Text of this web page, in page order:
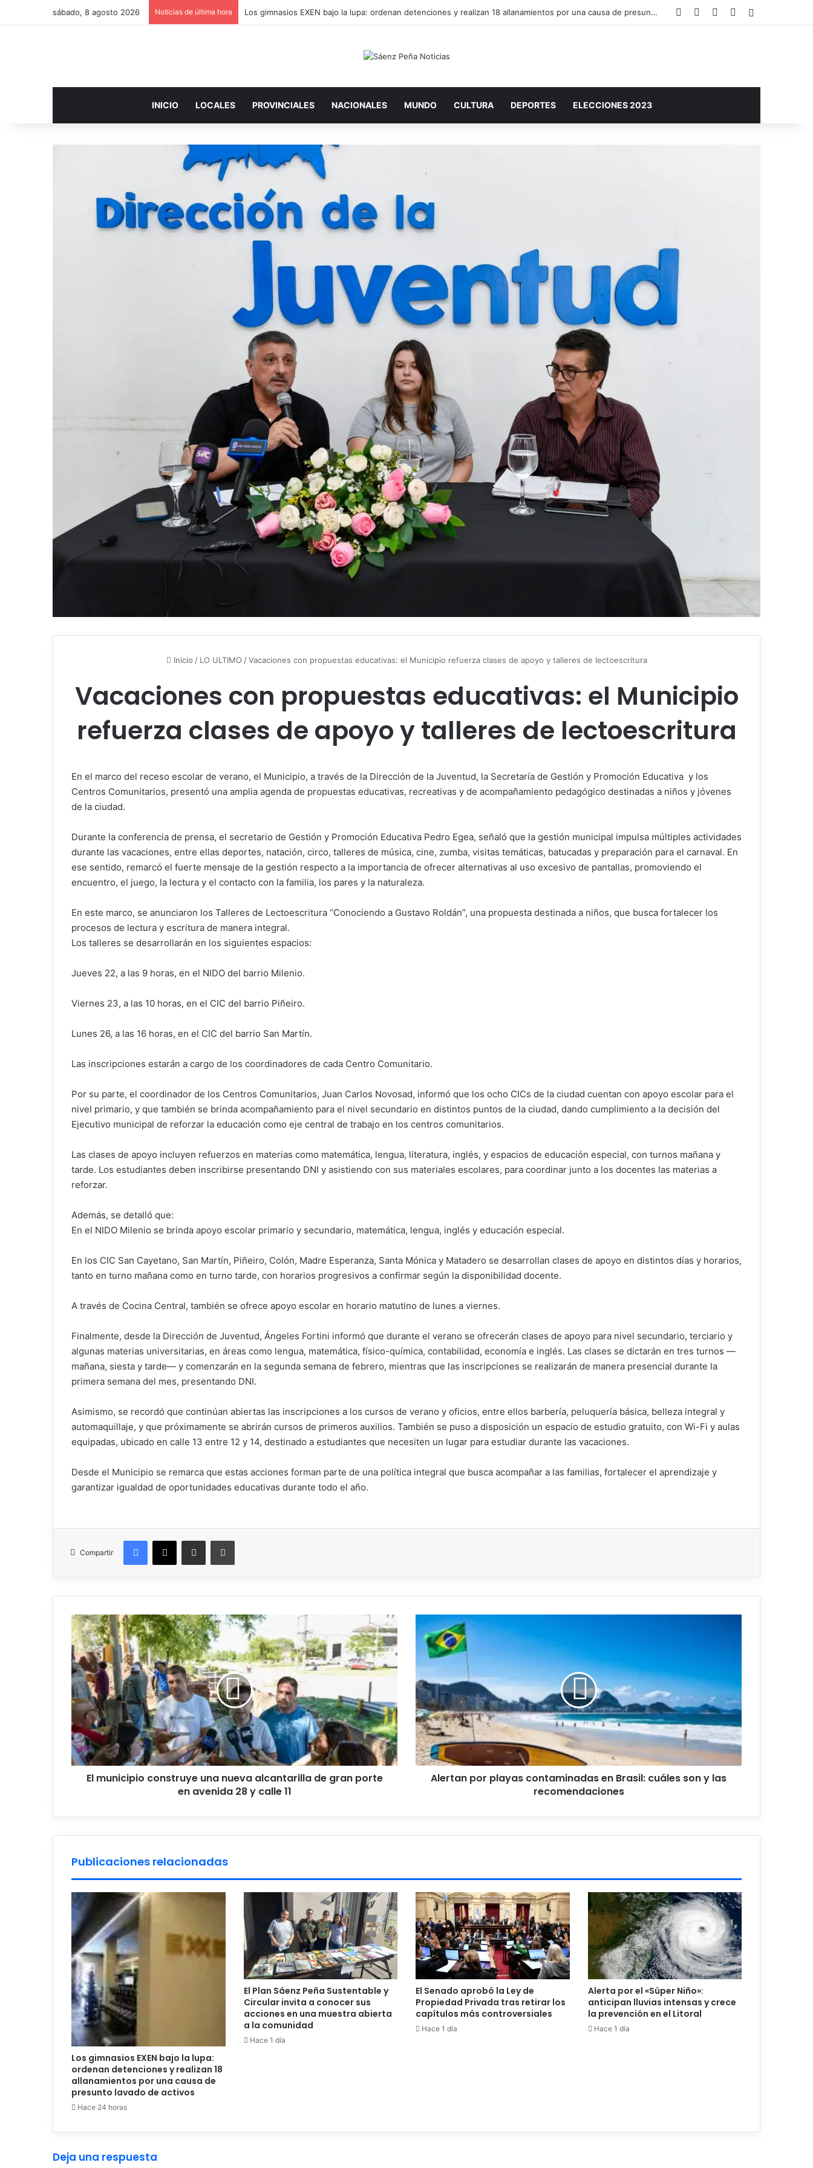
sábado, 8 agosto 2026 Noticias de última hora El Plan Sáenz Peña Sustentable y Circular invita a conocer sus acciones en una muestra abierta a la comunidad Facebook YouTubeInstagram
INICIO LOCALES PROVINCIALES NACIONALES MUNDO CULTURA DEPORTES ELECCIONES 2023
Inicio / LO ULTIMO / Vacaciones con propuestas educativas: el Municipio refuerza clases de apoyo y talleres de lectoescritura
Vacaciones con propuestas educativas: el Municipio
refuerza clases de apoyo y talleres de lectoescritura
En el marco del receso escolar de verano, el Municipio, a través de la Dirección de la Juventud, la Secretaría de Gestión y Promoción Educativa y los
Centros Comunitarios, presentó una amplia agenda de propuestas educativas, recreativas y de acompañamiento pedagógico destinadas a niños y jóvenes
de la ciudad.
Durante la conferencia de prensa, el secretario de Gestión y Promoción Educativa Pedro Egea, señaló que la gestión municipal impulsa múltiples actividades
durante las vacaciones, entre ellas deportes, natación, circo, talleres de música, cine, zumba, visitas temáticas, batucadas y preparación para el carnaval. En
ese sentido, remarcó el fuerte mensaje de la gestión respecto a la importancia de ofrecer alternativas al uso excesivo de pantallas, promoviendo el
encuentro, el juego, la lectura y el contacto con la familia, los pares y la naturaleza.
En este marco, se anunciaron los Talleres de Lectoescritura “Conociendo a Gustavo Roldán”, una propuesta destinada a niños, que busca fortalecer los
procesos de lectura y escritura de manera integral.
Los talleres se desarrollarán en los siguientes espacios:
Jueves 22, a las 9 horas, en el NIDO del barrio Milenio.
Viernes 23, a las 10 horas, en el CIC del barrio Piñeiro.
Lunes 26, a las 16 horas, en el CIC del barrio San Martín.
Las inscripciones estarán a cargo de los coordinadores de cada Centro Comunitario.
Por su parte, el coordinador de los Centros Comunitarios, Juan Carlos Novosad, informó que los ocho CICs de la ciudad cuentan con apoyo escolar para el
nivel primario, y que también se brinda acompañamiento para el nivel secundario en distintos puntos de la ciudad, dando cumplimiento a la decisión del
Ejecutivo municipal de reforzar la educación como eje central de trabajo en los centros comunitarios.
Las clases de apoyo incluyen refuerzos en materias como matemática, lengua, literatura, inglés, y espacios de educación especial, con turnos mañana y
tarde. Los estudiantes deben inscribirse presentando DNI y asistiendo con sus materiales escolares, para coordinar junto a los docentes las materias a
reforzar.
Además, se detalló que:
En el NIDO Milenio se brinda apoyo escolar primario y secundario, matemática, lengua, inglés y educación especial.
En los CIC San Cayetano, San Martín, Piñeiro, Colón, Madre Esperanza, Santa Mónica y Matadero se desarrollan clases de apoyo en distintos días y horarios,
tanto en turno mañana como en turno tarde, con horarios progresivos a confirmar según la disponibilidad docente.
A través de Cocina Central, también se ofrece apoyo escolar en horario matutino de lunes a viernes.
Finalmente, desde la Dirección de Juventud, Ángeles Fortini informó que durante el verano se ofrecerán clases de apoyo para nivel secundario, terciario y
algunas materias universitarias, en áreas como lengua, matemática, físico-química, contabilidad, economía e inglés. Las clases se dictarán en tres turnos —
mañana, siesta y tarde— y comenzarán en la segunda semana de febrero, mientras que las inscripciones se realizarán de manera presencial durante la
primera semana del mes, presentando DNI.
Asimismo, se recordó que continúan abiertas las inscripciones a los cursos de verano y oficios, entre ellos barbería, peluquería básica, belleza integral y
automaquillaje, y que próximamente se abrirán cursos de primeros auxilios. También se puso a disposición un espacio de estudio gratuito, con Wi-Fi y aulas
equipadas, ubicado en calle 13 entre 12 y 14, destinado a estudiantes que necesiten un lugar para estudiar durante las vacaciones.
Desde el Municipio se remarca que estas acciones forman parte de una política integral que busca acompañar a las familias, fortalecer el aprendizaje y
garantizar igualdad de oportunidades educativas durante todo el año.
Compartir
Facebook
X Compartir por correo electrónicoImprimir
El
municipio
construye
una
nueva
alcantarilla
de
gran
porte
en
avenida
28
El municipio construye una nueva alcantarilla de gran porte
en avenida 28 y calle 11
Alertan
por
playas
contaminadas
Brasil:
cuáles
son
y
las
recomendaciones
Alertan por playas contaminadas en Brasil: cuáles son y las
recomendaciones
Publicaciones relacionadas
Los gimnasios EXEN bajo la lupa:
ordenan detenciones y realizan 18
allanamientos por una causa de
presunto lavado de activos
Hace 24 horas
El Plan Sáenz Peña Sustentable y
Circular invita a conocer sus
acciones en una muestra abierta
a la comunidad
Hace 1 día
El Senado aprobó la Ley de
Propiedad Privada tras retirar los
capítulos más controversiales
Hace 1 día
Alerta por el «Súper Niño»:
anticipan lluvias intensas y crece
la prevención en el Litoral
Hace 1 día
Deja una respuesta